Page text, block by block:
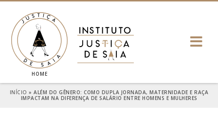
HOME
INÍCIO »ALÉM DO GÊNERO: COMO DUPLA JORNADA, MATERNIDADE E RAÇA
IMPACTAM NA DIFERENÇA DE SALÁRIO ENTRE HOMENS E MULHERES